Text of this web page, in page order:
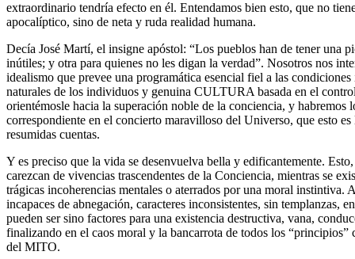
extraordinario tendría efecto en él. Entendamos bien esto, que no
apocalíptico, sino de neta y ruda realidad humana.
Decía José Martí, el insigne apóstol: “Los pueblos han de tener una
inútiles; y otra para quienes no les digan la verdad”. Nosotros nos
idealismo que prevee una programática esencial fiel a las condiciones
naturales de los individuos y genuina CULTURA basada en el
orientémosle hacia la superación noble de la conciencia, y habremos
correspondiente en el concierto maravilloso del Universo, que esto
resumidas cuentas.
Y es preciso que la vida se desenvuelva bella y edificantemente.
carezcan de vivencias trascendentes de la Conciencia, mientras se
trágicas incoherencias mentales o aterrados por una moral instintiva.
incapaces de abnegación, caracteres inconsistentes, sin templanzas,
pueden ser sino factores para una existencia destructiva, vana,
finalizando en el caos moral y la bancarrota de todos los “principios”
del MITO.